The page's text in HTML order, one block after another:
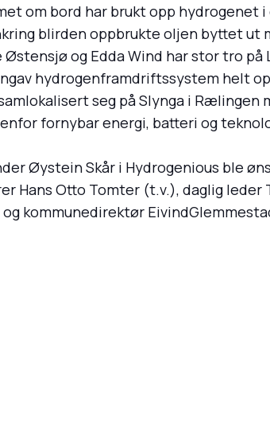
om bord har brukt opp
blirden oppbrukte oljen byttet ut
Østensjø og Edda Wind har stor tro
hydrogenframdriftssystem helt
seg på Slynga i
fornybar energi, batteri og
Øystein Skår i Hydrogenious ble
Hans Otto Tomter (t.v.), daglig leder
kommunedirektør